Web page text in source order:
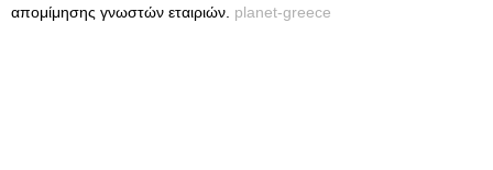
απομίμησης γνωστών εταιριών. planet-greece